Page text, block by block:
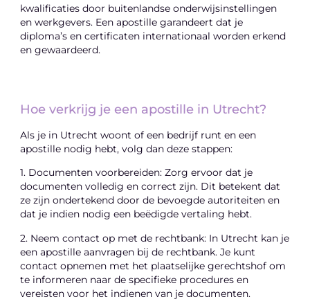
kwalificaties door buitenlandse onderwijsinstellingen
en werkgevers. Een apostille garandeert dat je
diploma’s en certificaten internationaal worden erkend
en gewaardeerd.
Hoe verkrijg je een apostille in Utrecht?
Als je in Utrecht woont of een bedrijf runt en een
apostille nodig hebt, volg dan deze stappen:
1. Documenten voorbereiden: Zorg ervoor dat je
documenten volledig en correct zijn. Dit betekent dat
ze zijn ondertekend door de bevoegde autoriteiten en
dat je indien nodig een beëdigde vertaling hebt.
2. Neem contact op met de rechtbank: In Utrecht kan je
een apostille aanvragen bij de rechtbank. Je kunt
contact opnemen met het plaatselijke gerechtshof om
te informeren naar de specifieke procedures en
vereisten voor het indienen van je documenten.